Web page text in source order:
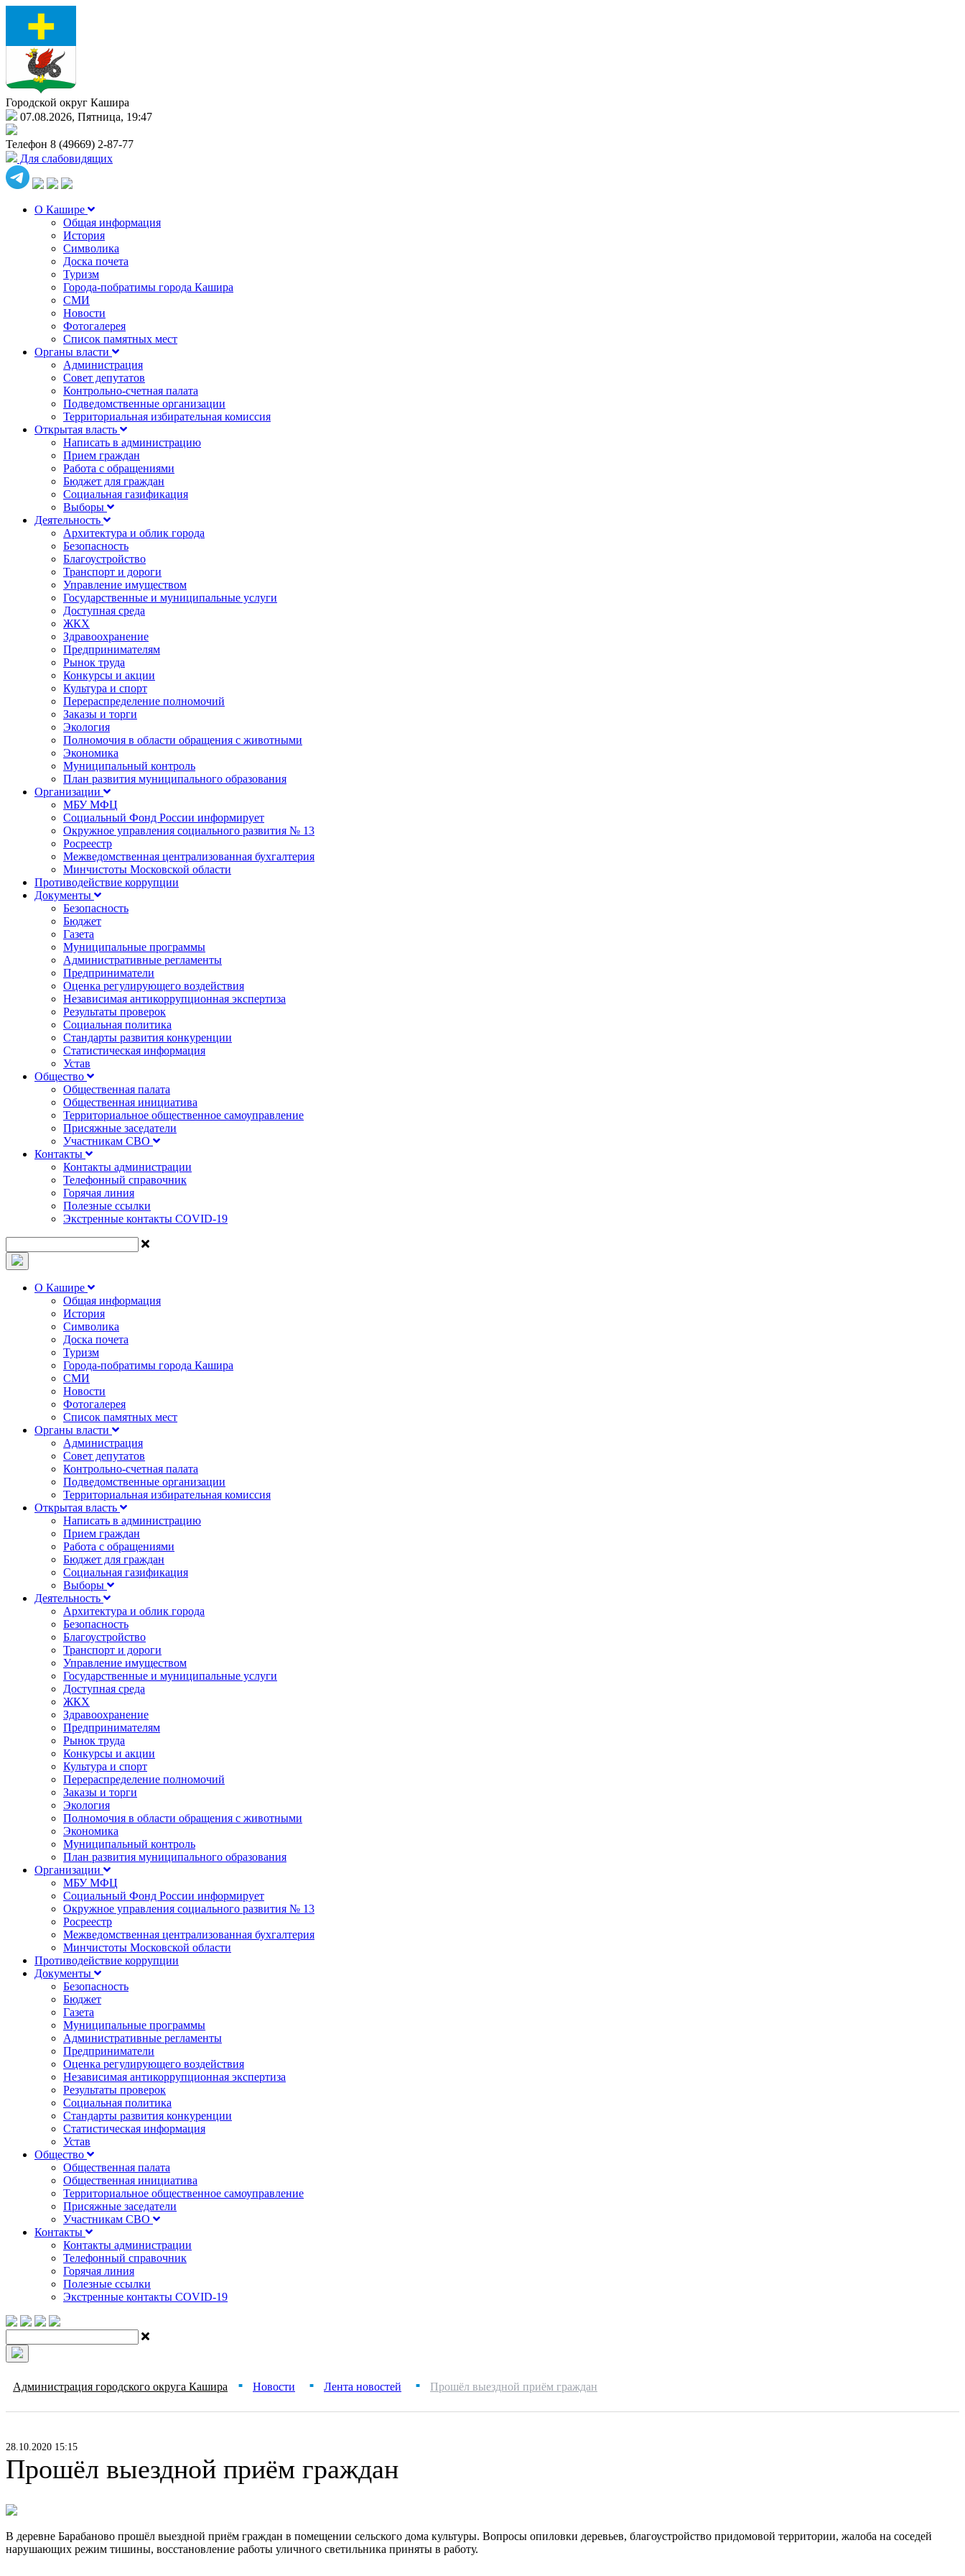
Городской округ Кашира
07.08.2026, Пятница, 19:47
Телефон 8 (49669) 2-87-77
Для слабовидящих
О Кашире
Общая информация
История
Символика
Доска почета
Туризм
Города-побратимы города Кашира
СМИ
Новости
Фотогалерея
Список памятных мест
Органы власти
Администрация
Совет депутатов
Контрольно-счетная палата
Подведомственные организации
Территориальная избирательная комиссия
Открытая власть
Написать в администрацию
Прием граждан
Работа с обращениями
Бюджет для граждан
Социальная газификация
Выборы
Деятельность
Архитектура и облик города
Безопасность
Благоустройство
Транспорт и дороги
Управление имуществом
Государственные и муниципальные услуги
Доступная среда
ЖКХ
Здравоохранение
Предпринимателям
Рынок труда
Конкурсы и акции
Культура и спорт
Перераспределение полномочий
Заказы и торги
Экология
Полномочия в области обращения с животными
Экономика
Муниципальный контроль
План развития муниципального образования
Организации
МБУ МФЦ
Социальный Фонд России информирует
Окружное управления социального развития № 13
Росреестр
Межведомственная централизованная бухгалтерия
Минчистоты Московской области
Противодействие коррупции
Документы
Безопасность
Бюджет
Газета
Муниципальные программы
Административные регламенты
Предприниматели
Оценка регулирующего воздействия
Независимая антикоррупционная экспертиза
Результаты проверок
Социальная политика
Стандарты развития конкуренции
Статистическая информация
Устав
Общество
Общественная палата
Общественная инициатива
Территориальное общественное самоуправление
Присяжные заседатели
Участникам СВО
Контакты
Контакты администрации
Телефонный справочник
Горячая линия
Полезные ссылки
Экстренные контакты COVID-19
О Кашире
Общая информация
История
Символика
Доска почета
Туризм
Города-побратимы города Кашира
СМИ
Новости
Фотогалерея
Список памятных мест
Органы власти
Администрация
Совет депутатов
Контрольно-счетная палата
Подведомственные организации
Территориальная избирательная комиссия
Открытая власть
Написать в администрацию
Прием граждан
Работа с обращениями
Бюджет для граждан
Социальная газификация
Выборы
Деятельность
Архитектура и облик города
Безопасность
Благоустройство
Транспорт и дороги
Управление имуществом
Государственные и муниципальные услуги
Доступная среда
ЖКХ
Здравоохранение
Предпринимателям
Рынок труда
Конкурсы и акции
Культура и спорт
Перераспределение полномочий
Заказы и торги
Экология
Полномочия в области обращения с животными
Экономика
Муниципальный контроль
План развития муниципального образования
Организации
МБУ МФЦ
Социальный Фонд России информирует
Окружное управления социального развития № 13
Росреестр
Межведомственная централизованная бухгалтерия
Минчистоты Московской области
Противодействие коррупции
Документы
Безопасность
Бюджет
Газета
Муниципальные программы
Административные регламенты
Предприниматели
Оценка регулирующего воздействия
Независимая антикоррупционная экспертиза
Результаты проверок
Социальная политика
Стандарты развития конкуренции
Статистическая информация
Устав
Общество
Общественная палата
Общественная инициатива
Территориальное общественное самоуправление
Присяжные заседатели
Участникам СВО
Контакты
Контакты администрации
Телефонный справочник
Горячая линия
Полезные ссылки
Экстренные контакты COVID-19
Администрация городского округа Кашира ■ Новости ■ Лента новостей ■ Прошёл выездной приём граждан
28.10.2020 15:15
Прошёл выездной приём граждан
В деревне Барабаново прошёл выездной приём граждан в помещении сельского дома культуры. Вопросы опиловки деревьев, благоустройство придомовой территории, жалоба на соседей
нарушающих режим тишины, восстановление работы уличного светильника приняты в работу.